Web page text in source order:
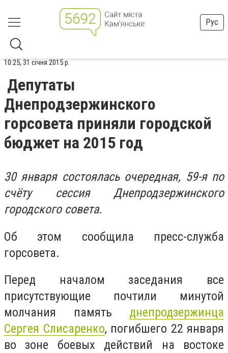
Рус
10:25, 31 січня 2015 р.
Депутаты
Днепродзержинского
горсовета приняли городской
бюджет на 2015 год
30 января состоялась очередная, 59-я по
счёту сессия Днепродзержинского
городского совета.
Об этом сообщила пресс-служба
горсовета.
Перед началом заседания все
присутствующие почтили минутой
молчания память днепродзержинца
Сергея Слисаренко, погибшего 22 января
во зоне боевых действий на востоке